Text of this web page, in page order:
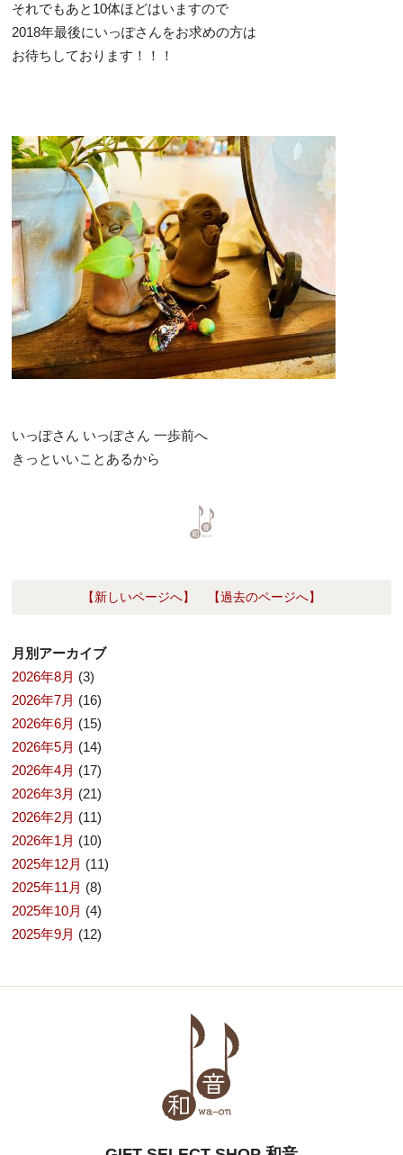
それでもあと10体ほどはいますので
2018年最後にいっぽさんをお求めの方は
お待ちしております！！！
いっぽさん いっぽさん 一歩前へ
きっといいことあるから
【新しいページへ】 【過去のページへ】
月別アーカイブ
2026年8月 (3)
2026年7月 (16)
2026年6月 (15)
2026年5月 (14)
2026年4月 (17)
2026年3月 (21)
2026年2月 (11)
2026年1月 (10)
2025年12月 (11)
2025年11月 (8)
2025年10月 (4)
2025年9月 (12)